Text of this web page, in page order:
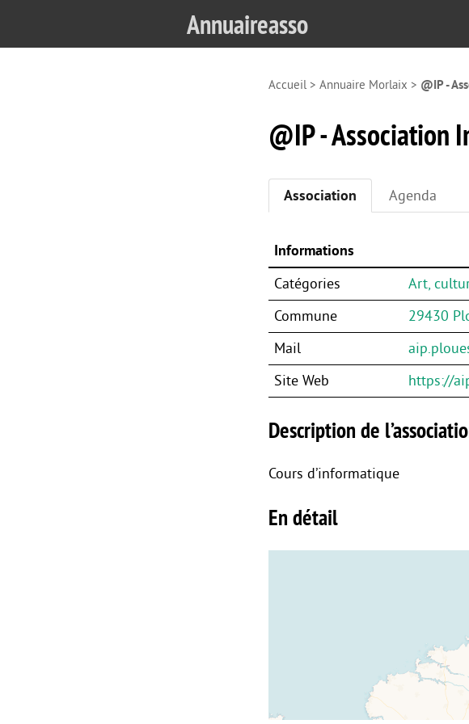
Annuaireasso
Accueil> Annuaire Morlaix > @IP -
@IP - Association
Association Agenda
Informations
Catégories
Art,
Commune
29430
Mail
Site Web
https://
Description de
Cours d’informatique
En détail